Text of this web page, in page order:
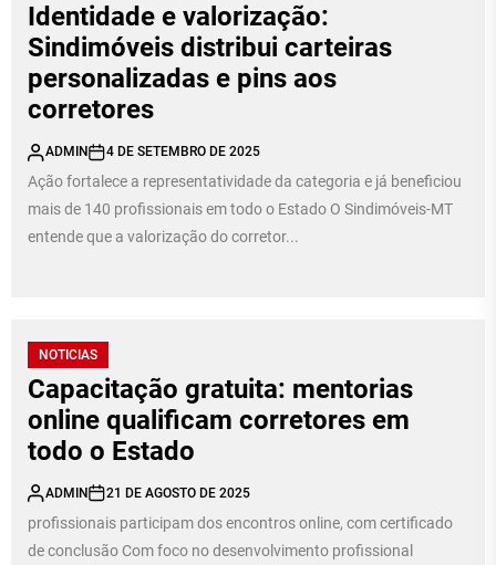
Identidade e valorização:
Sindimóveis distribui carteiras
personalizadas e pins aos
corretores
ADMIN 4 DE SETEMBRO DE 2025
Ação fortalece a representatividade da categoria e já beneficiou
mais de 140 profissionais em todo o Estado O Sindimóveis-MT
entende que a valorização do corretor...
NOTICIAS
Capacitação gratuita: mentorias
online qualificam corretores em
todo o Estado
ADMIN 21 DE AGOSTO DE 2025
profissionais participam dos encontros online, com certificado
de conclusão Com foco no desenvolvimento profissional